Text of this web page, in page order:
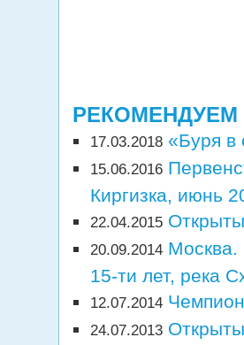
17.03.2018 «Буря в
15.06.2016
Киргизка, июнь
22.04.2015
20.09.2014 Москва.
15-ти лет, река
12.07.2014
24.07.2013